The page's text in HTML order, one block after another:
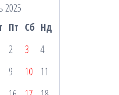
2025
Пт Сб Нд
2 3
4
9 10
11